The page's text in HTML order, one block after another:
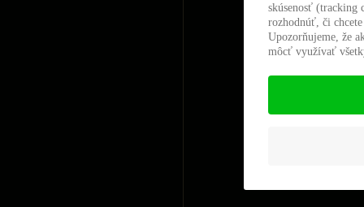
skúsenosť (tracking
rozhodnúť, či
Upozorňujeme, že
môcť využívať